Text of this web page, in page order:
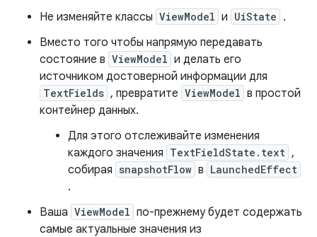
Не изменяйте классы ViewModel и UiState .
Вместо того чтобы напрямую передавать
состояние в ViewModel и делать его
источником достоверной информации для
TextFields , превратите ViewModel в простой
контейнер данных.
Для этого отслеживайте изменения
каждого значения TextFieldState.text ,
собирая snapshotFlow в LaunchedEffect
.
Ваша ViewModel по-прежнему будет содержать
самые актуальные значения из